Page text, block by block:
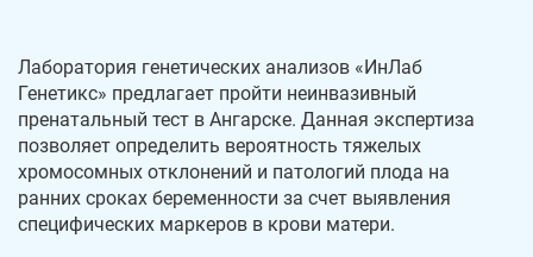
Лаборатория генетических анализов «ИнЛаб
Генетикс» предлагает пройти неинвазивный
пренатальный тест в Ангарске. Данная экспертиза
позволяет определить вероятность тяжелых
хромосомных отклонений и патологий плода на
ранних сроках беременности за счет выявления
специфических маркеров в крови матери.